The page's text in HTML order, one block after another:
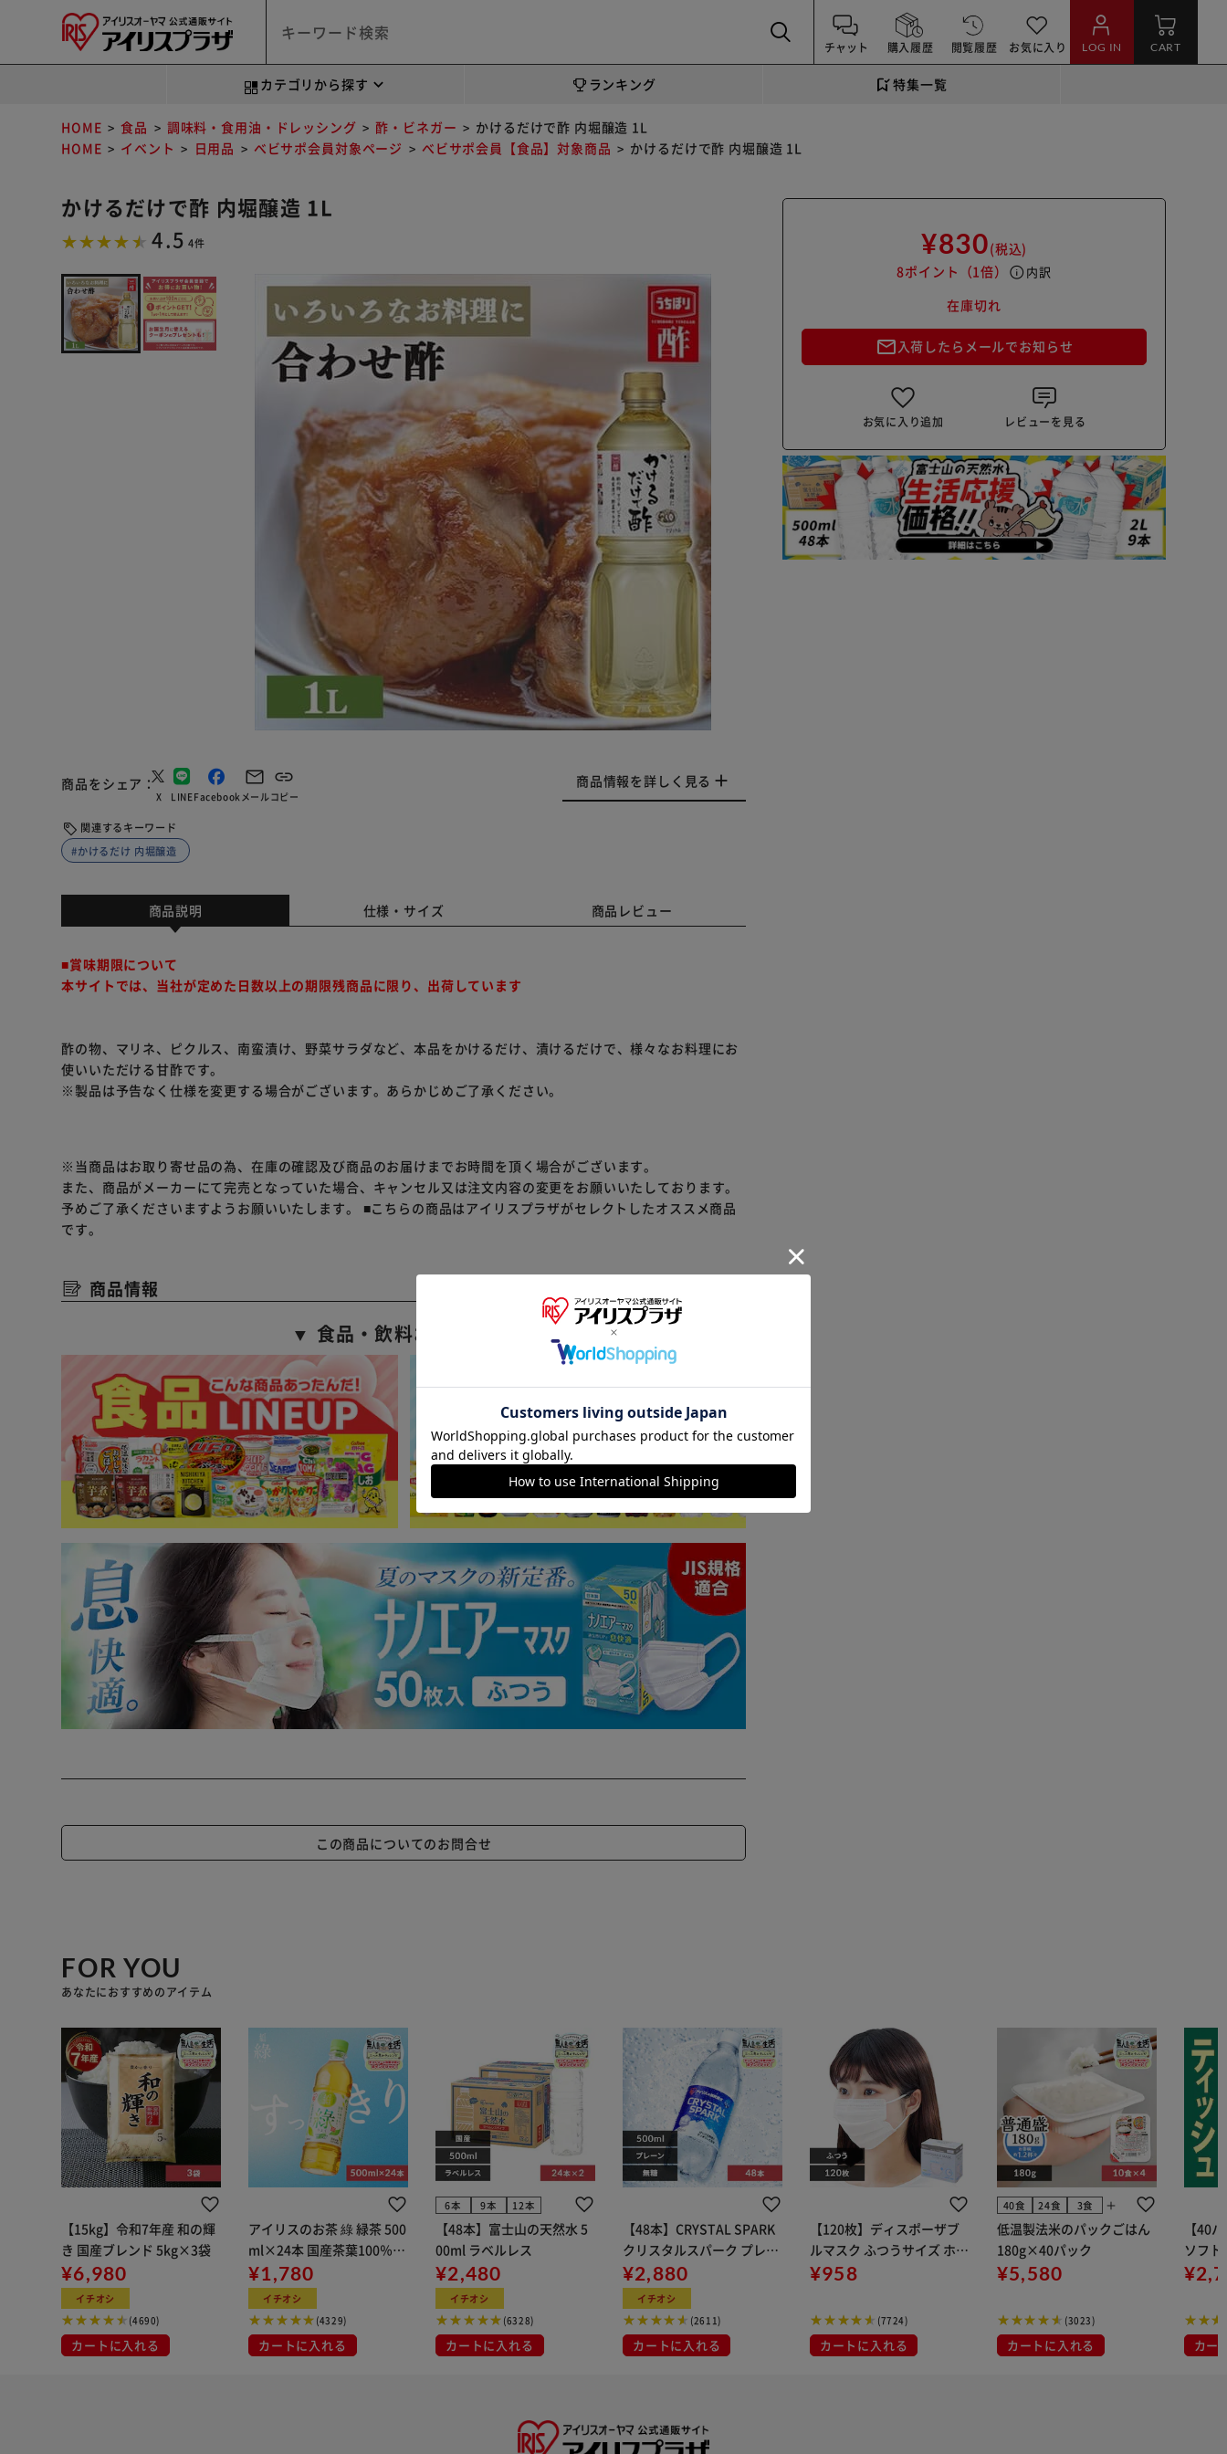
チャット 購入履歴 閲覧履歴 お気に入り LOG IN CART
カテゴリから探す ランキング 特集一覧
HOME 食品 調味料・食用油・ドレッシング 酢・ビネガー
かけるだけで酢 内堀醸造 1L
HOME
イベント 日用品 べビサポ会員対象ページ べビサポ会員【食品】対象商品 かけるだけで酢 内堀醸造 1L
かけるだけで酢 内堀醸造 1L
4.5 4件
商品をシェア
X LINEFacebook メールコピー
商品情報を詳しく見る
関連するキーワード
#かけるだけ 内堀醸造
¥830(税込)
8ポイント （1倍） info 内訳
在庫切れ
mail_outline 入荷したらメールでお知らせ
お気に入り追加 レビューを見る
商品説明 仕様・サイズ 商品レビュー
■賞味期限について
本サイトでは、当社が定めた日数以上の期限残商品に限り、出荷しています
酢の物、マリネ、ピクルス、南蛮漬け、野菜サラダなど、本品をかけるだけ、漬けるだけで、様々なお料理にお
使いいただける甘酢です。
※製品は予告なく仕様を変更する場合がございます。あらかじめご了承ください。
※当商品はお取り寄せ品の為、在庫の確認及び商品のお届けまでお時間を頂く場合がございます。
また、商品がメーカーにて完売となっていた場合、キャンセル又は注文内容の変更をお願いいたしております。
予めご了承くださいますようお願いいたします。 ■こちらの商品はアイリスプラザがセレクトしたオススメ商品
です。
商品情報
▼ 食品・飲料おすすめ ▼
この商品についてのお問合せ
FOR YOU
あなたにおすすめのアイテム
【15kg】令和7年産 和の輝
き 国産ブレンド 5kg×3袋
¥6,980
イチオシ
(4690)
カートに入れる
アイリスのお茶 綠 緑茶 500
ml×24本 国産茶葉100％使
用
¥1,780
イチオシ
(4329)
カートに入れる
6本 9本 12本
【48本】富士山の天然水 5
00ml ラベルレス
¥2,480
イチオシ
(6328)
カートに入れる
【48本】CRYSTAL SPARK
クリスタルスパーク プレー
ン 500ml
¥2,880
イチオシ
(2611)
カートに入れる
【120枚】ディスポーザブ
ルマスク ふつうサイズ ホワ
イト 大容量 DISPOSABLE
布
¥958
(7724)
カートに入れる
40食 24食 3食 add
低温製法米のパックごはん
180g×40パック
¥5,580
(3023)
カートに入れる
【40
ソフ
組) 5
カー
※ご確認ください